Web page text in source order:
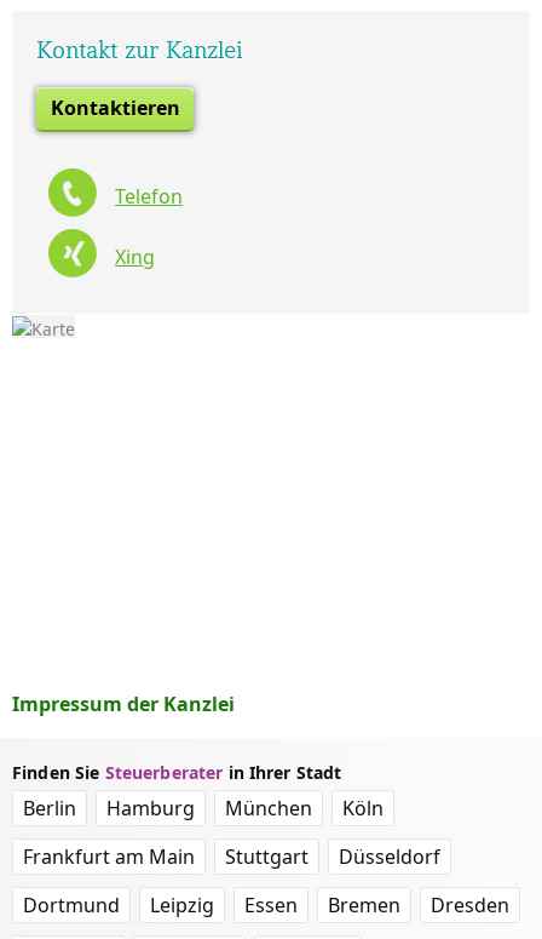
Kontakt zur Kanzlei
Kontaktieren
Telefon
Xing
Impressum der Kanzlei
Finden Sie Steuerberater in Ihrer Stadt
Berlin Hamburg München
Köln
Frankfurt am Main
Stuttgart
Düsseldorf
Dortmund
Leipzig Essen Bremen
Dresden